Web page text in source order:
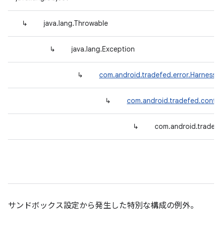
↳ java.lang.Throwable
↳ java.lang.Exception
↳
↳
↳
サンドボックス設定から発生した特別な構成の例外。